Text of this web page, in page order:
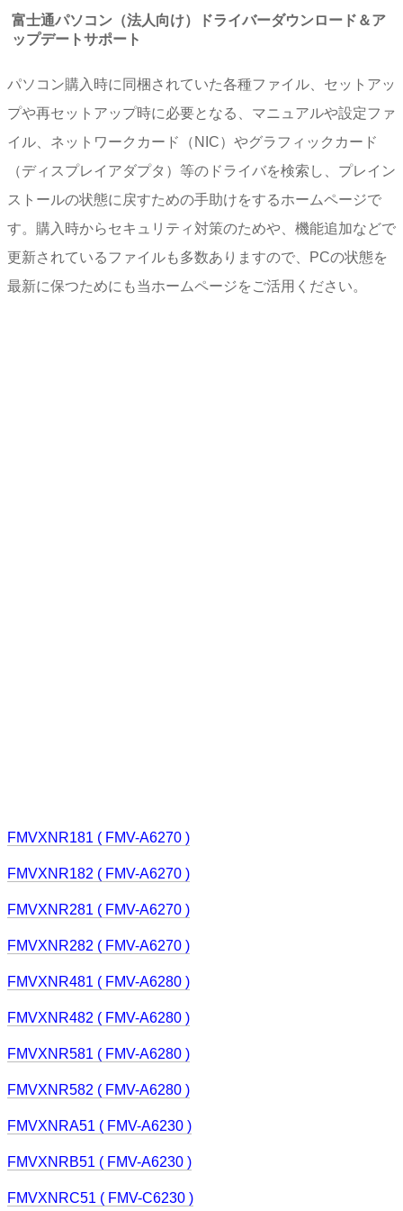
富士通パソコン（法人向け）ドライバーダウンロード＆ア
ップデートサポート
パソコン購入時に同梱されていた各種ファイル、セットアッ
プや再セットアップ時に必要となる、マニュアルや設定ファ
イル、ネットワークカード（NIC）やグラフィックカード
（ディスプレイアダプタ）等のドライバを検索し、プレイン
ストールの状態に戻すための手助けをするホームページで
す。購入時からセキュリティ対策のためや、機能追加などで
更新されているファイルも多数ありますので、PCの状態を
最新に保つためにも当ホームページをご活用ください。
FMVXNR181 ( FMV-A6270 )
FMVXNR182 ( FMV-A6270 )
FMVXNR281 ( FMV-A6270 )
FMVXNR282 ( FMV-A6270 )
FMVXNR481 ( FMV-A6280 )
FMVXNR482 ( FMV-A6280 )
FMVXNR581 ( FMV-A6280 )
FMVXNR582 ( FMV-A6280 )
FMVXNRA51 ( FMV-A6230 )
FMVXNRB51 ( FMV-A6230 )
FMVXNRC51 ( FMV-C6230 )